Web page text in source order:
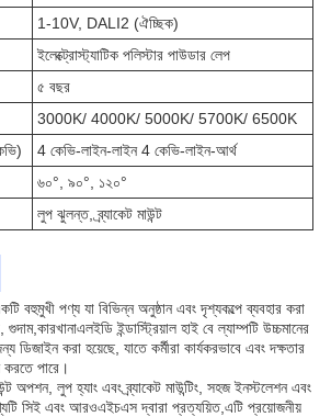
1-10V, DALI2 (ঐচ্ছিক)
ইলেক্ট্রোস্ট্যাটিক পলিস্টার পাউডার লেপ
৫ বছর
3000K/ 4000K/ 5000K/ 5700K/ 6500K
4 কেভি-লাইন-লাইন 4 কেভি-লাইন-আর্থ
৬০°, ৯০°, ১২০°
লুপ ঝুলন্ত, ব্র্যাকেট মাউন্ট
বহুমুখী পণ্য যা বিভিন্ন অনুষ্ঠান এবং দৃশ্যকল্পে ব্যবহার করা
ইন্ডাস্ট্রিয়াল হাই বে ল্যাম্পটি উচ্চমানের
করা হয়েছে, যাতে কর্মীরা কার্যকরভাবে এবং দক্ষতার
করতে পারে।
অপশন, লুপ হ্যাং এবং ব্র্যাকেট মাউন্টিং, সহজ ইনস্টলেশন এবং
সিই এবং আরওএইচএস দ্বারা প্রত্যয়িত,এটি প্রয়োজনীয়